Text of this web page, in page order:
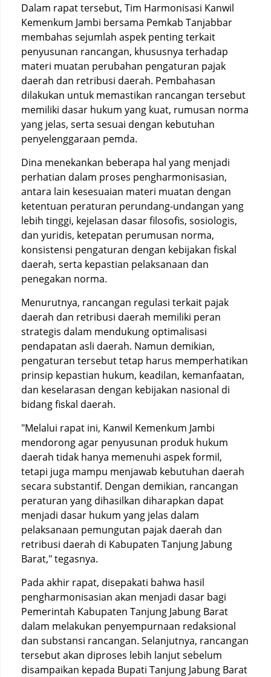
Dalam rapat tersebut, Tim Harmonisasi Kanwil
Kemenkum Jambi bersama Pemkab Tanjabbar
membahas sejumlah aspek penting terkait
penyusunan rancangan, khususnya terhadap
materi muatan perubahan pengaturan pajak
daerah dan retribusi daerah. Pembahasan
dilakukan untuk memastikan rancangan tersebut
memiliki dasar hukum yang kuat, rumusan norma
yang jelas, serta sesuai dengan kebutuhan
penyelenggaraan pemda.
Dina menekankan beberapa hal yang menjadi
perhatian dalam proses pengharmonisasian,
antara lain kesesuaian materi muatan dengan
ketentuan peraturan perundang-undangan yang
lebih tinggi, kejelasan dasar filosofis, sosiologis,
dan yuridis, ketepatan perumusan norma,
konsistensi pengaturan dengan kebijakan fiskal
daerah, serta kepastian pelaksanaan dan
penegakan norma.
Menurutnya, rancangan regulasi terkait pajak
daerah dan retribusi daerah memiliki peran
strategis dalam mendukung optimalisasi
pendapatan asli daerah. Namun demikian,
pengaturan tersebut tetap harus memperhatikan
prinsip kepastian hukum, keadilan, kemanfaatan,
dan keselarasan dengan kebijakan nasional di
bidang fiskal daerah.
"Melalui rapat ini, Kanwil Kemenkum Jambi
mendorong agar penyusunan produk hukum
daerah tidak hanya memenuhi aspek formil,
tetapi juga mampu menjawab kebutuhan daerah
secara substantif. Dengan demikian, rancangan
peraturan yang dihasilkan diharapkan dapat
menjadi dasar hukum yang jelas dalam
pelaksanaan pemungutan pajak daerah dan
retribusi daerah di Kabupaten Tanjung Jabung
Barat," tegasnya.
Pada akhir rapat, disepakati bahwa hasil
pengharmonisasian akan menjadi dasar bagi
Pemerintah Kabupaten Tanjung Jabung Barat
dalam melakukan penyempurnaan redaksional
dan substansi rancangan. Selanjutnya, rancangan
tersebut akan diproses lebih lanjut sebelum
disampaikan kepada Bupati Tanjung Jabung Barat